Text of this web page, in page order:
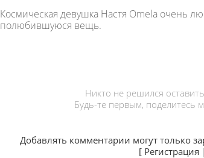
Космическая девушка Настя Omela очень
полюбившуюся вещь.
Никто не решился
Будь-те первым, поделитесь
Добавлять комментарии могут только
[ Регистрация |